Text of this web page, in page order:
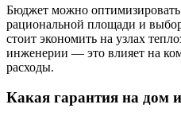
Бюджет можно
рациональной площади и
стоит экономить на узлах
инженерии — это влияет на
расходы.
Какая гарантия на дом